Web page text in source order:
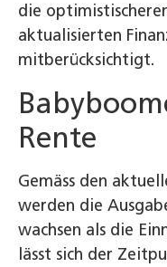
die
aktualisierten
mitberücksichtigt.
Rente
Gemäss den
werden die
wachsen als die
lässt sich der